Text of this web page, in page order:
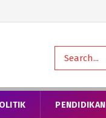
PENDIDIKAN